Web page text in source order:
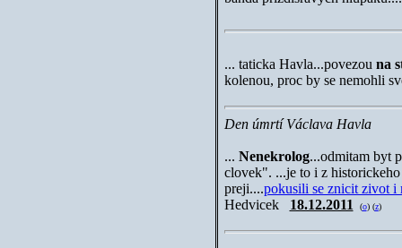
... taticka Havla...povezou na
kolenou, proc by se nemohli
Den úmrtí Václava Havla
... Nenekrolog...odmitam byt
clovek". ...je to i z
preji....pokusili se znicit zivot i
Hedvicek 18.12.2011 (o) (z)